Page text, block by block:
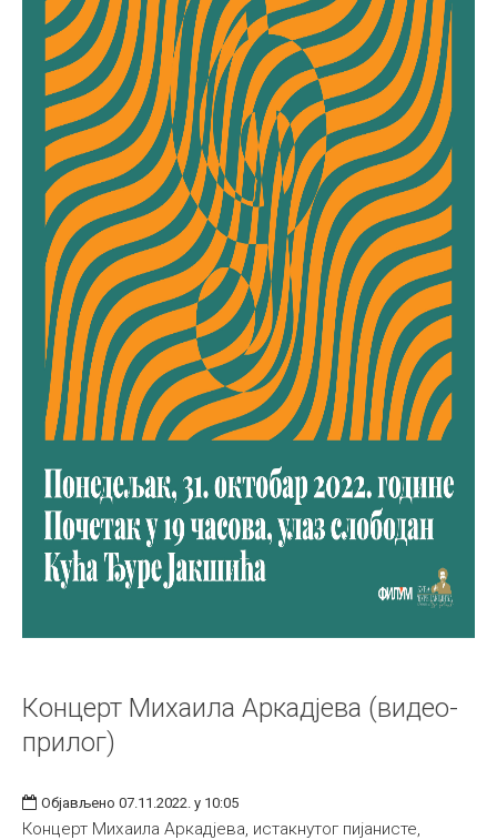
Концерт Михаила Аркадјева (видео-
прилог)
Објављено 07.11.2022. у 10:05
Концерт Михаила Аркадјева, истакнутог пијанисте,